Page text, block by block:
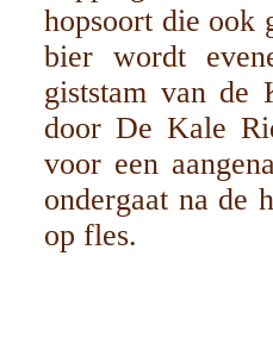
hopsoort die ook
bier wordt
giststam van de
door De Kale
voor een
ondergaat na de
op fles.